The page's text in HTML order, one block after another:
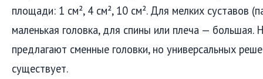
площади: 1 см², 4 см², 10 см². Для мелких суставов
маленькая головка, для спины или плеча — большая.
предлагают сменные головки, но универсальных
существует.